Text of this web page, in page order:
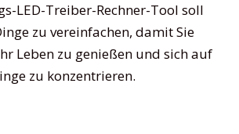
LED-Treiber-Rechner-Tool soll
zu vereinfachen, damit Sie
Leben zu genießen und sich auf
zu konzentrieren.